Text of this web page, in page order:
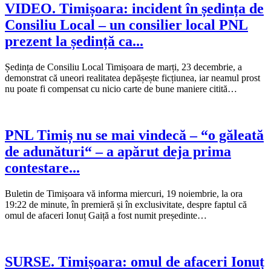
VIDEO. Timișoara: incident în ședința de
Consiliu Local – un consilier local PNL
prezent la ședință ca...
Ședința de Consiliu Local Timișoara de marți, 23 decembrie, a
demonstrat că uneori realitatea depășește ficțiunea, iar neamul prost
nu poate fi compensat cu nicio carte de bune maniere citită…
PNL Timiș nu se mai vindecă – “o găleată
de adunături“ – a apărut deja prima
contestare...
Buletin de Timișoara vă informa miercuri, 19 noiembrie, la ora
19:22 de minute, în premieră și în exclusivitate, despre faptul că
omul de afaceri Ionuț Gaiță a fost numit președinte…
SURSE. Timișoara: omul de afaceri Ionuț